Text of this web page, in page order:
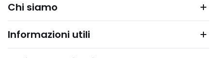
Chi siamo
Informazioni utili